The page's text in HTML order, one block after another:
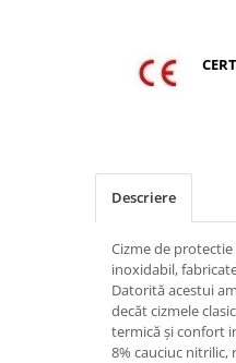
INCALTAMINTE
SANDALE-SABOTI
Descriere
Cizme de
inoxidabil,
Datorită acestui
decăt cizmele
termică și confort
8% cauciuc